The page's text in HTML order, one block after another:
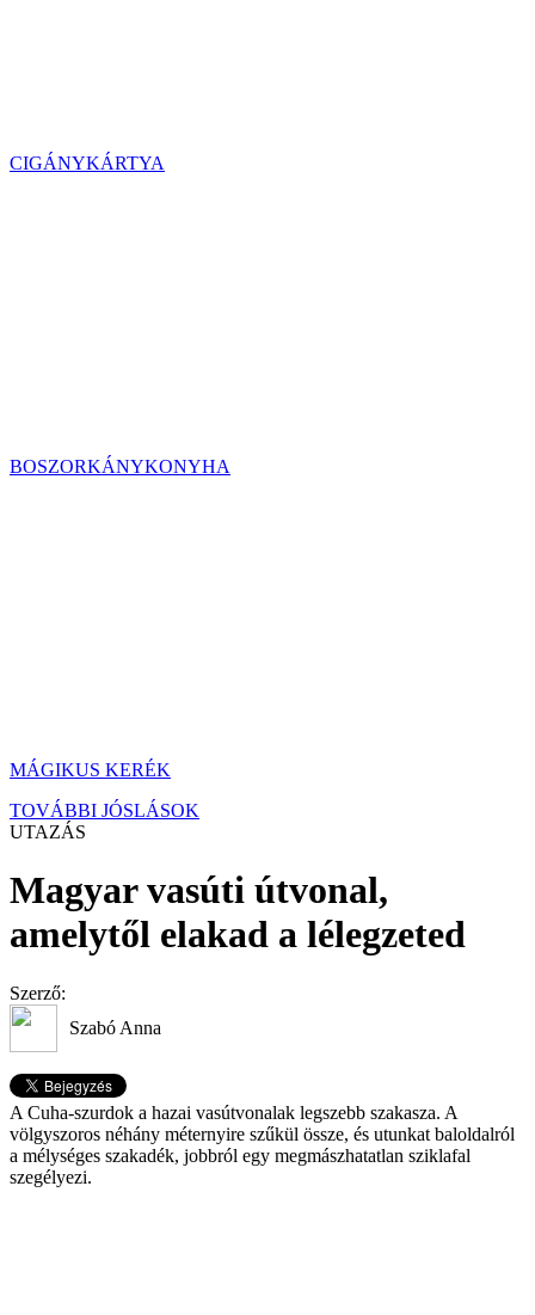
CIGÁNYKÁRTYA
BOSZORKÁNYKONYHA
MÁGIKUS KERÉK
TOVÁBBI JÓSLÁSOK
UTAZÁS
Magyar vasúti útvonal,
amelytől elakad a lélegzeted
Szerző:
Szabó Anna
A Cuha-szurdok a hazai vasútvonalak legszebb szakasza. A
völgyszoros néhány méternyire szűkül össze, és utunkat baloldalról
a mélységes szakadék, jobbról egy megmászhatatlan sziklafal
szegélyezi.